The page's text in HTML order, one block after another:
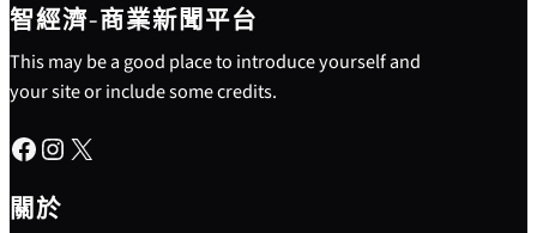
智經濟-商業新聞平台
This may be a good place to introduce yourself and
your site or include some credits.
Facebook Instagram X
關於